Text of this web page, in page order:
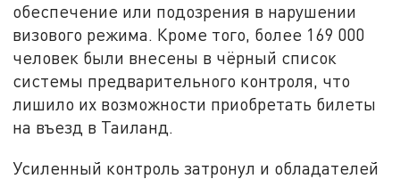
обеспечение или подозрения в нарушении
визового режима. Кроме того, более 169 000
человек были внесены в чёрный список
системы предварительного контроля, что
лишило их возможности приобретать билеты
на въезд в Таиланд.
Усиленный контроль затронул и обладателей